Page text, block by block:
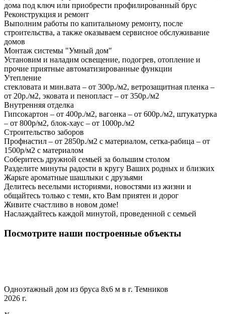
дома под ключ или приобрести профилированный брус
Реконструкция и ремонт
Выполним работы по капитальному ремонту, после
строительства, а также оказываем сервисное обслуживание
домов
Монтаж системы "Умный дом"
Установим и наладим освещение, подогрев, отопление и
прочие приятные автоматизированные функции
Утепление
стекловата и мин.вата – от 300р./м2, ветрозащитная пленка –
от 20р./м2, эковата и пенопласт – от 350р./м2
Внутренняя отделка
Гипсокартон – от 400р./м2, вагонка – от 600р./м2, штукатурка
– от 800р/м2, блок-хаус – от 1000р./м2
Строительство заборов
Профнастил – от 2850р./м2 с материалом, сетка-рабица – от
1500р/м2 с материалом
Соберитесь дружной семьей за большим столом
Разделите минуты радости в кругу Ваших родных и близких
Жарьте ароматные шашлыки с друзьями
Делитесь веселыми историями, новостями из жизни и
общайтесь только с теми, кто Вам приятен и дорог
Живите счастливо в новом доме!
Наслаждайтесь каждой минутой, проведенной с семьей
Посмотрите наши построенные объекты
Одноэтажный дом из бруса 8х6 м в г. Темников
2026 г.